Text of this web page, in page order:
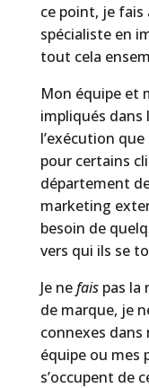
ce point, je fais
spécialiste en
tout cela
Mon équipe et
impliqués
l’exécution
pour certains
département
marketing
besoin de
vers qui ils se
Je nefaispas la
de marque, je
connexes dans
équipe ou mes
s’occupent de